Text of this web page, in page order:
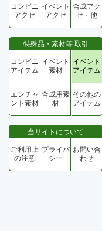
コンビニ
アクセ
イベント
アクセ
合成アク
セ・他
特殊品・素材等 取引
コンビニ
アイテム
イベント
素材
イベント
アイテム
エンチャ
ント素材
合成用素
材
その他の
アイテム
当サイトについて
ご利用上
の注意
プライバ
シー
お問い合
わせ